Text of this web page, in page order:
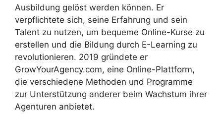
Ausbildung gelöst werden können. Er
verpflichtete sich, seine Erfahrung und sein
Talent zu nutzen, um bequeme Online-Kurse zu
erstellen und die Bildung durch E-Learning zu
revolutionieren. 2019 gründete er
GrowYourAgency.com, eine Online-Plattform,
die verschiedene Methoden und Programme
zur Unterstützung anderer beim Wachstum ihrer
Agenturen anbietet.